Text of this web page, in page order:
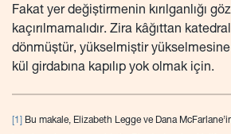
Fakat yer değiştirmenin kırılganlığı
kaçırılmamalıdır. Zira kâğıttan
dönmüştür, yükselmiştir
kül girdabına kapılıp yok olmak için.
[1]
Bu makale, Elizabeth Legge ve Dana